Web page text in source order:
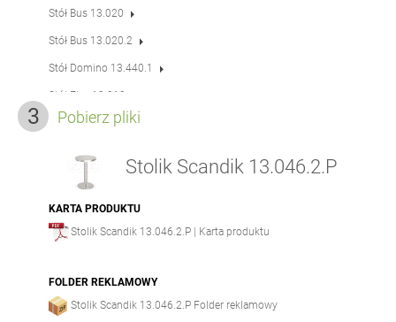
Stół Bus 13.020
Stół Bus 13.020.2
Stół Domino 13.440.1
Stół Flex 13.018
Stół Pluris 13.001
Stół Scandik 13.046.3.P
Stół Simple 13.024.1
Stół Soft 13.012
Stół Stilo 13.048
Pobierz pliki
Stolik Scandik 13.046.2.P
KARTA PRODUKTU
Stolik Scandik 13.046.2.P | Karta produktu
FOLDER REKLAMOWY
Stolik Scandik 13.046.2.P Folder reklamowy